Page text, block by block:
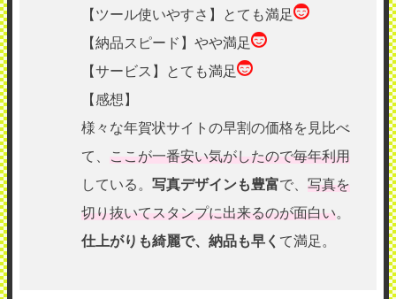
【ツール使いやすさ】とても満足
【納品スピード】やや満足
【サービス】とても満足
【感想】
様々な年賀状サイトの早割の価格を見比べ
て、
ここが一番安い気がしたので毎年利用
している。 写真デザインも豊富で、 写真を
切り抜いてスタンプに出来るのが面白い。
仕上がりも綺麗で、納品も早く て満足。